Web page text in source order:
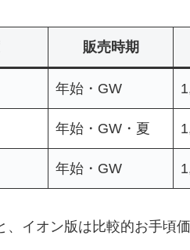
販売時期
年始・GW
年始・GW・夏
年始・GW
、イオン版は比較的お手頃